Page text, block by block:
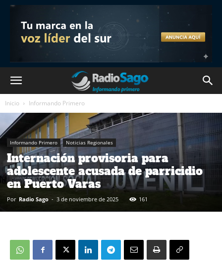
Inicio Informando Primero
Informando Primero Noticias Regionales
Internación provisoria para
adolescente acusada de parricidio
en Puerto Varas
Por Radio Sago - 3 de noviembre de 2025 161